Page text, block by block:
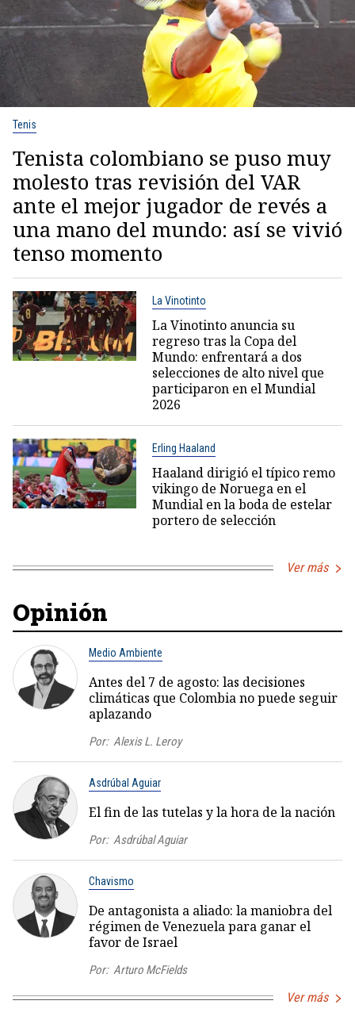
Tenis
Tenista colombiano se puso muy
molesto tras revisión del VAR
ante el mejor jugador de revés a
una mano del mundo: así se vivió
tenso momento
La Vinotinto
La Vinotinto anuncia su
regreso tras la Copa del
Mundo: enfrentará a dos
selecciones de alto nivel que
participaron en el Mundial
2026
Erling Haaland
Haaland dirigió el típico remo
vikingo de Noruega en el
Mundial en la boda de estelar
portero de selección
Ver más
Opinión
Medio Ambiente
Antes del 7 de agosto: las decisiones
climáticas que Colombia no puede seguir
aplazando
Por: Alexis L. Leroy
Asdrúbal Aguiar
El fin de las tutelas y la hora de la nación
Por: Asdrúbal Aguiar
Chavismo
De antagonista a aliado: la maniobra del
régimen de Venezuela para ganar el
favor de Israel
Por: Arturo McFields
Ver más